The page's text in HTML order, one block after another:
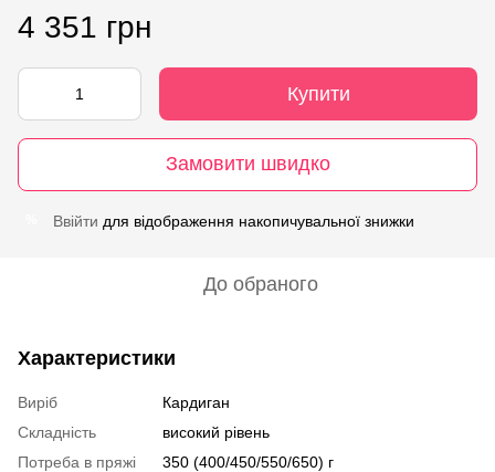
4 351 грн
Купити
Замовити швидко
Ввійти для відображення накопичувальної знижки
До обраного
Характеристики
Виріб
Кардиган
Складність
високий рівень
Потреба в пряжі
350 (400/450/550/650) г